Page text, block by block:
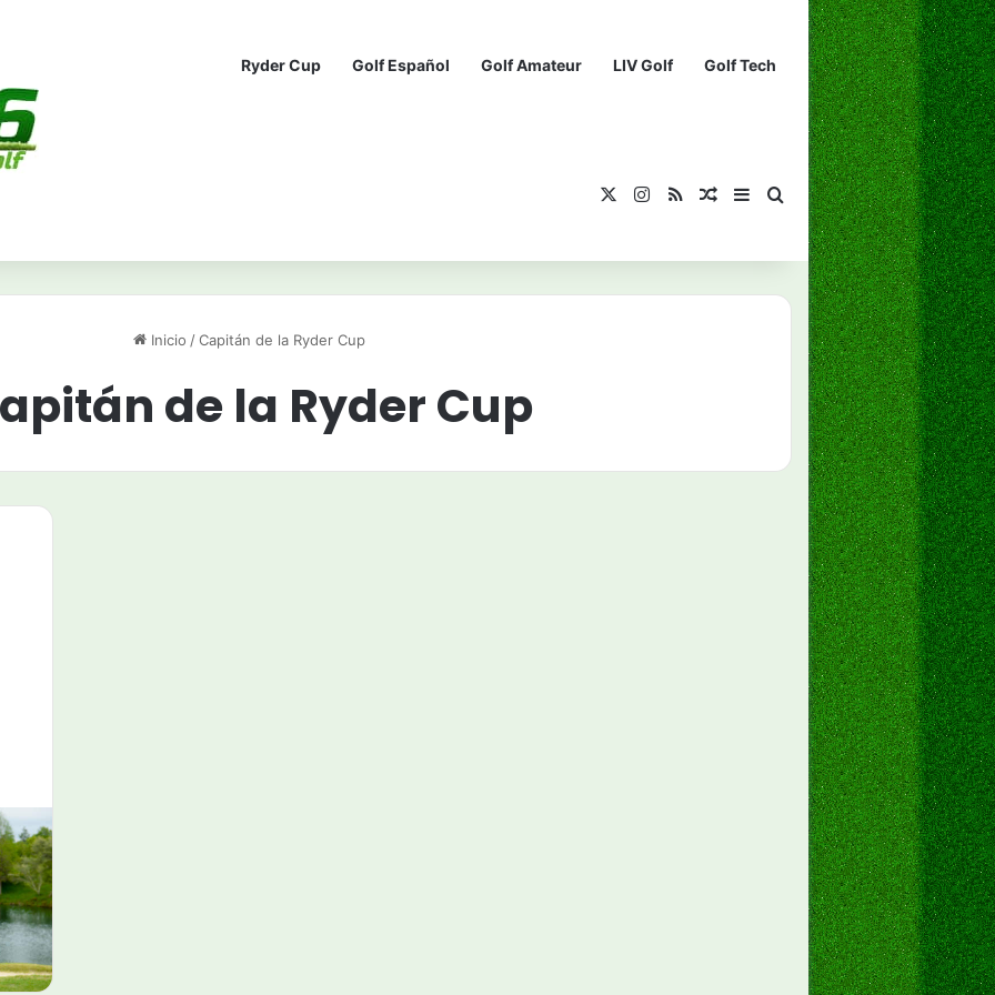
Ryder Cup Golf Español Golf Amateur LIV Golf Golf Tech
Instagram
RSS ¡Muéstrame un artículo
Barra lateral
Buscar...
Inicio / Capitán de la Ryder Cup
de la Ryder Cup